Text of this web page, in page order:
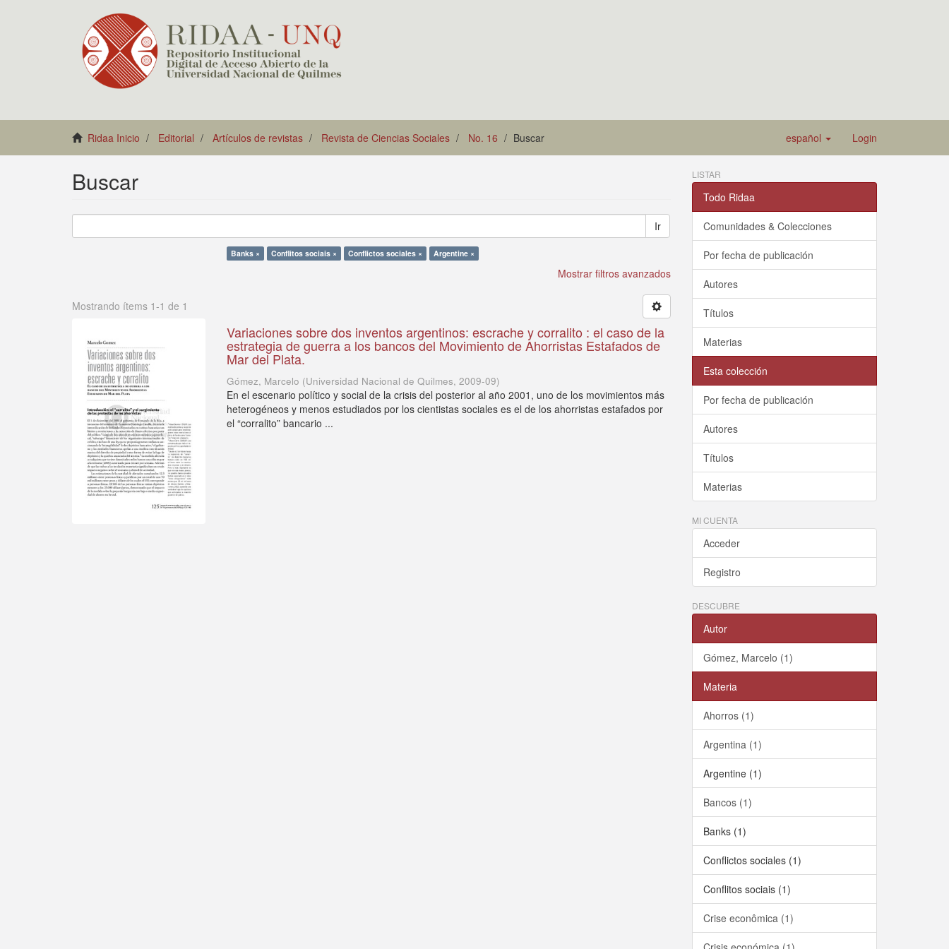
Ridaa Inicio Editorial Artículos de revistas Revista de Ciencias Sociales No. 16 Buscar español Login
Buscar
Ir
Banks × Conflitos sociais × Conflictos sociales × Argentine ×
Mostrar filtros avanzados
Mostrando ítems 1-1 de 1
Variaciones sobre dos inventos argentinos: escrache y corralito : el caso de la
estrategia de guerra a los bancos del Movimiento de Ahorristas Estafados de
Mar del Plata.
Gómez, Marcelo (Universidad Nacional de Quilmes,2009-09)
En el escenario político y social de la crisis del posterior al año 2001, uno de los movimientos más
heterogéneos y menos estudiados por los cientistas sociales es el de los ahorristas estafados por
el “corralito” bancario ...
LISTAR
Todo Ridaa
Comunidades & Colecciones
Por fecha de publicación
Autores
Títulos
Materias
Esta colección
Por fecha de publicación
Autores
Títulos
Materias
MI CUENTA
Acceder
Registro
DESCUBRE
Autor
Gómez, Marcelo (1)
Materia
Ahorros (1)
Argentina (1)
Argentine (1)
Bancos (1)
Banks (1)
Conflictos sociales (1)
Conflitos sociais (1)
Crise econômica (1)